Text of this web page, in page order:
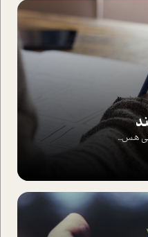
هس...